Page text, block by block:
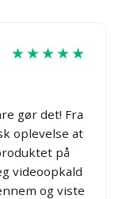
★★★★★
gør det! Fra
oplevelse at
på
videoopkald
og viste